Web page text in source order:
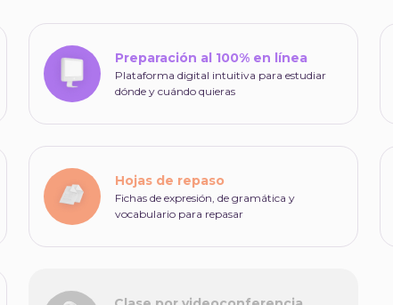
Preparación al 100% en línea
Plataforma digital intuitiva para estudiar
dónde y cuándo quieras
Hojas de repaso
Fichas de expresión, de gramática y
vocabulario para repasar